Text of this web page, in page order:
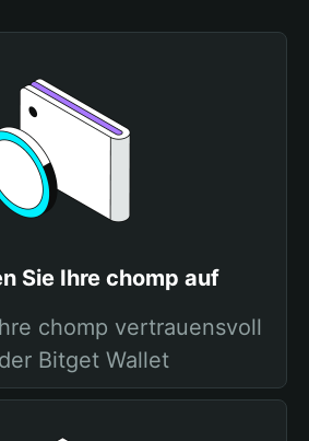
Sie Ihre chomp auf
chomp vertrauensvoll
Bitget Wallet